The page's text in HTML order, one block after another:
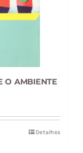
O AMBIENTE
Detalhes